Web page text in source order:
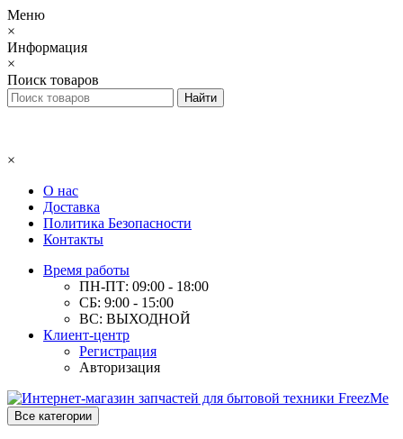
Меню
×
Информация
×
Поиск товаров
×
О нас
Доставка
Политика Безопасности
Контакты
Время работы
ПН-ПТ: 09:00 - 18:00
СБ: 9:00 - 15:00
ВС: ВЫХОДНОЙ
Клиент-центр
Регистрация
Авторизация
Все категории